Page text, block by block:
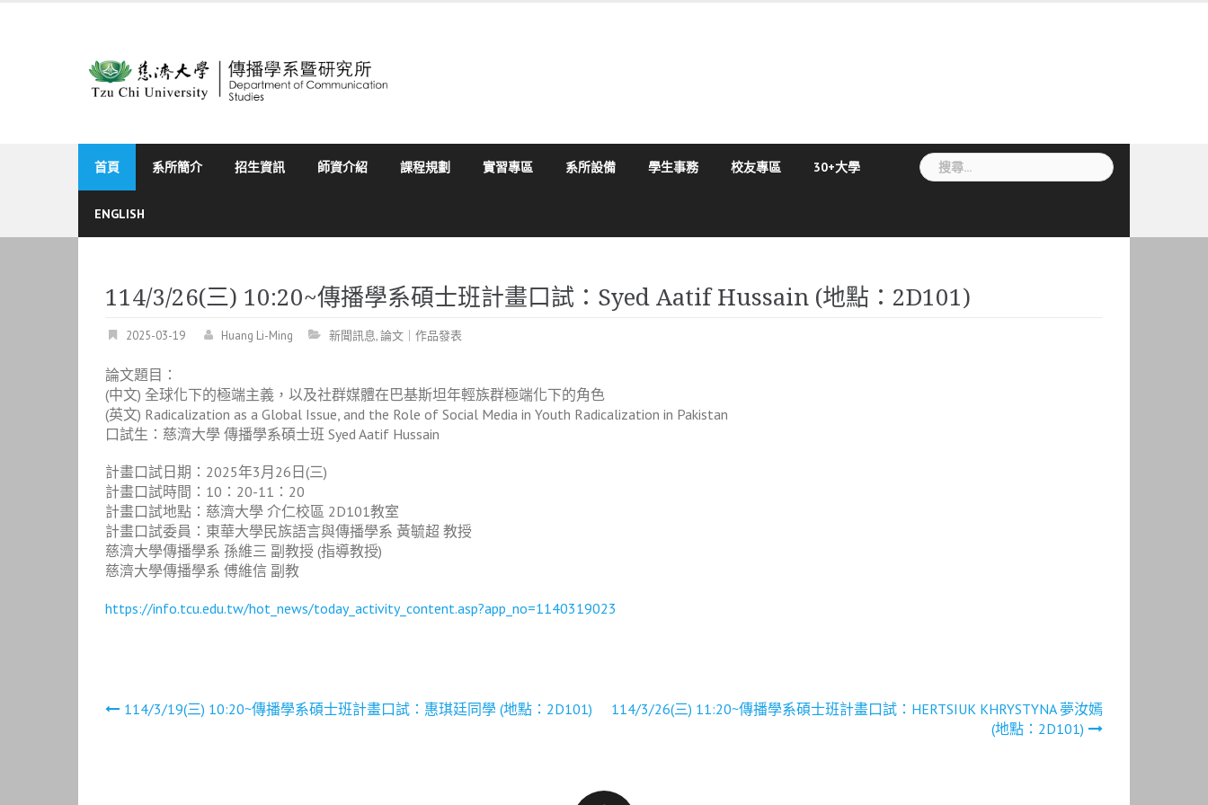
首頁 系所簡介 招生資訊 師資介紹 課程規劃 實習專區 系所設備 學生事務 校友專區 30+大學
ENGLISH
搜
尋
字:
114/3/26(三) 10:20~傳播學系碩士班計畫口試：Syed Aatif Hussain (地點：2D101)
2025-03-19 Huang Li-Ming 新聞訊息,論文｜作品發表
論文題目：
(中文) 全球化下的極端主義，以及社群媒體在巴基斯坦年輕族群極端化下的角色
(英文) Radicalization as a Global Issue, and the Role of Social Media in Youth Radicalization in Pakistan
口試生：慈濟大學 傳播學系碩士班 Syed Aatif Hussain
計畫口試日期：2025年3月26日(三)
計畫口試時間：10：20-11：20
計畫口試地點：慈濟大學 介仁校區 2D101教室
計畫口試委員：東華大學民族語言與傳播學系 黃毓超 教授
慈濟大學傳播學系 孫維三 副教授 (指導教授)
慈濟大學傳播學系 傅維信 副教
https://info.tcu.edu.tw/hot_news/today_activity_content.asp?app_no=1140319023
文114/3/19(三) 10:20~傳播學系碩士班計畫口試：惠琪廷同學 (地點：2D101)
114/3/26(三) 11:20~傳播學系碩士班計畫口試：HERTSIUK KHRYSTYNA 夢汝嫣
(地點：2D101)